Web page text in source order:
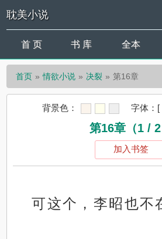
耽美小说
首 页 书 库 全本
首页 情欲小说 决裂 第16章
背景色： 字体： [
第16章（1 / 2
加入书签
可这个，李昭也不